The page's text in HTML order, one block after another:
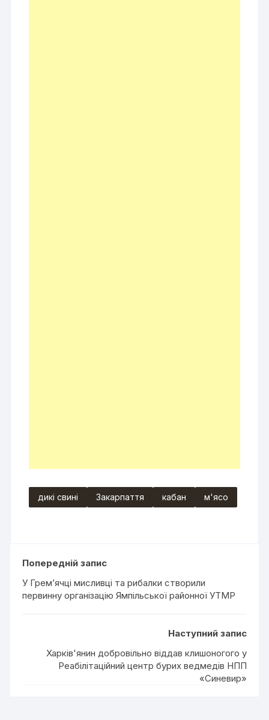
дикі свині Закарпаття кабан м'ясо
Попередній запис
У Грем’ячці мисливці та рибалки створили
первинну організацію Ямпільської районної УТМР
Наступний запис
Харків'янин добровільно віддав клишоногого у
Реабілітаційний центр бурих ведмедів НПП
«Синевир»